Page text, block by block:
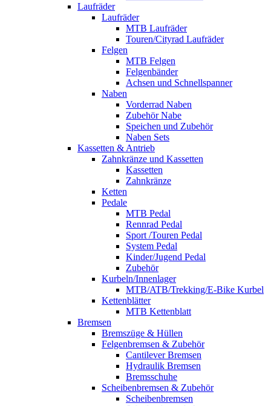
Laufräder
Laufräder
MTB Laufräder
Touren/Cityrad Laufräder
Felgen
MTB Felgen
Felgenbänder
Achsen und Schnellspanner
Naben
Vorderrad Naben
Zubehör Nabe
Speichen und Zubehör
Naben Sets
Kassetten & Antrieb
Zahnkränze und Kassetten
Kassetten
Zahnkränze
Ketten
Pedale
MTB Pedal
Rennrad Pedal
Sport /Touren Pedal
System Pedal
Kinder/Jugend Pedal
Zubehör
Kurbeln/Innenlager
MTB/ATB/Trekking/E-Bike Kurbel
Kettenblätter
MTB Kettenblatt
Bremsen
Bremszüge & Hüllen
Felgenbremsen & Zubehör
Cantilever Bremsen
Hydraulik Bremsen
Bremsschuhe
Scheibenbremsen & Zubehör
Scheibenbremsen